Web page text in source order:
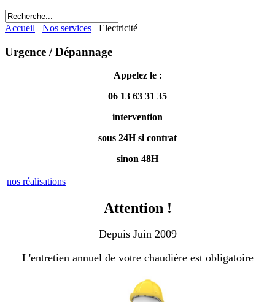
Accueil Nos services Electricité
Urgence / Dépannage
Appelez le :
06 13 63 31 35
intervention
sous 24H si contrat
sinon 48H
nos réalisations
Attention !
Depuis Juin 2009
L'entretien annuel de votre chaudière est obligatoire